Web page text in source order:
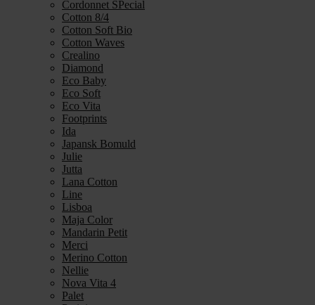
Cordonnet SPecial
Cotton 8/4
Cotton Soft Bio
Cotton Waves
Crealino
Diamond
Eco Baby
Eco Soft
Eco Vita
Footprints
Ida
Japansk Bomuld
Julie
Jutta
Lana Cotton
Line
Lisboa
Maja Color
Mandarin Petit
Merci
Merino Cotton
Nellie
Nova Vita 4
Palet